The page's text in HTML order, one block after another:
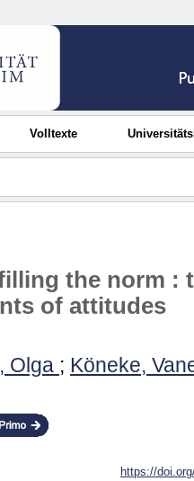
Volltexte
the norm :
of attitudes
Olga ; Köneke,
https://